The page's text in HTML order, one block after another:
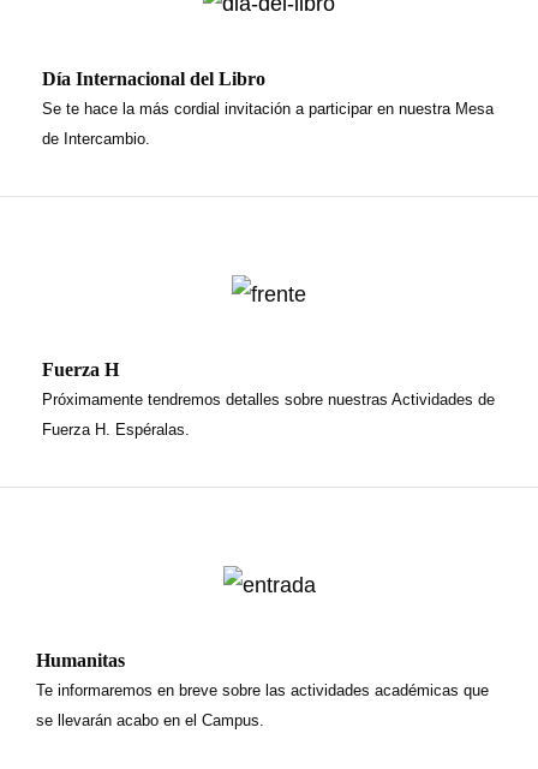
Día Internacional del Libro
Se te hace la más cordial invitación a participar en nuestra Mesa
de Intercambio.
Fuerza H
Próximamente tendremos detalles sobre nuestras Actividades de
Fuerza H. Espéralas.
Humanitas
Te informaremos en breve sobre las actividades académicas que
se llevarán acabo en el Campus.